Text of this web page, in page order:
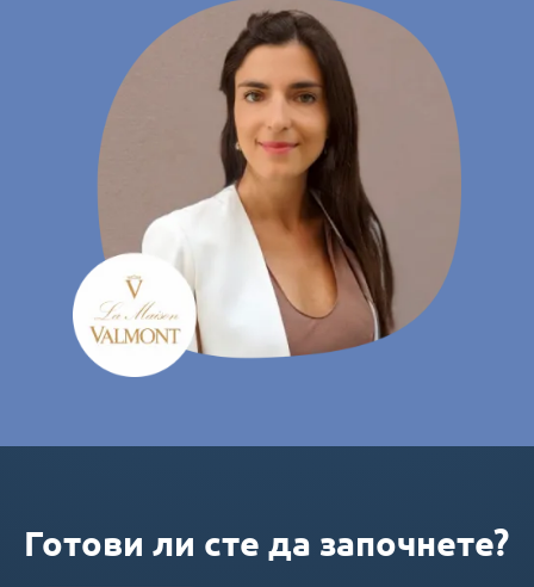
Готови ли сте да започнете?